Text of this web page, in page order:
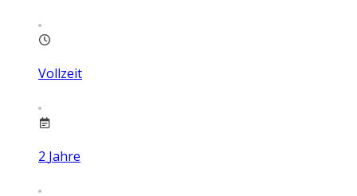
Vollzeit
2 Jahre